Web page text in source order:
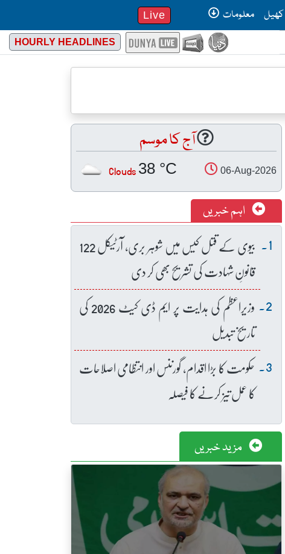
کھیل معلومات Live
HOURLY HEADLINES
آج کا موسم
06-Aug-2026
38 °C
Clouds
اہم خبریں
بیوی کے قتل کیس میں شوہر بری، آرٹیکل 122
قانونِ شہادت کی تشریح بھی کر دی
وزیراعظم کی ہدایت پر ایم ڈی کیٹ 2026 کی
تاریخ تبدیل
حکومت کا بڑا اقدام، گورننس اور انتظامی اصلاحات
کا عمل تیز کرنے کا فیصلہ
مزید خبریں